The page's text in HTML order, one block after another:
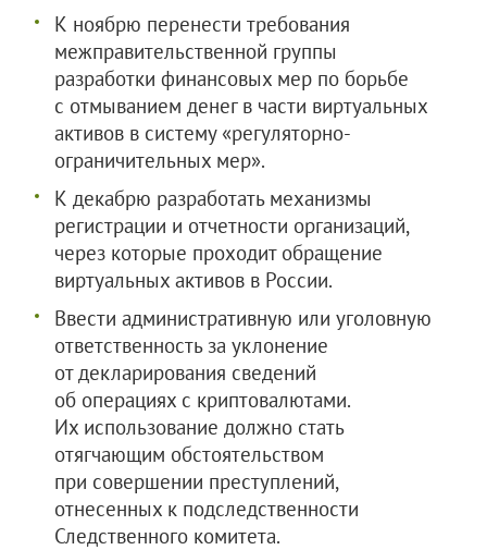
К ноябрю перенести требования
межправительственной группы
разработки финансовых мер по борьбе
с отмыванием денег в части виртуальных
активов в систему «регуляторно-
ограничительных мер».
К декабрю разработать механизмы
регистрации и отчетности организаций,
через которые проходит обращение
виртуальных активов в России.
Ввести административную или уголовную
ответственность за уклонение
от декларирования сведений
об операциях с криптовалютами.
Их использование должно стать
отягчающим обстоятельством
при совершении преступлений,
отнесенных к подследственности
Следственного комитета.